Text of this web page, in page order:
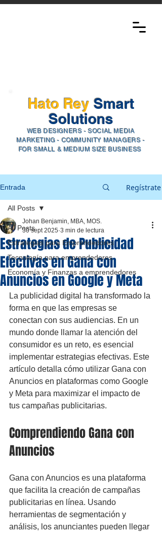
Hato Rey Smart
Solutions​
WEB DESIGNERS - SOCIAL MEDIA
MARKETING - COMMUNITY MANAGERS -
FOR SMALL & MEDIUM SIZE BUSINESS
Entrada Regístrate
All Posts
Estrategias para Emprendedores
Tecnología para emprendedores
Economía y Finanzas a emprendedores
All Posts
Estrategias de Publicidad
Efectivas en Gana con
Anuncios en Google y Meta
Johan Benjamin, MBA, MOS.
30 sept 2025 3 min de lectura
La publicidad digital ha transformado la
forma en que las empresas se
conectan con sus audiencias. En un
mundo donde llamar la atención del
consumidor es un reto, es esencial
implementar estrategias efectivas. Este
artículo detalla cómo utilizar Gana con
Anuncios en plataformas como Google
y Meta para maximizar el impacto de
tus campañas publicitarias.
Comprendiendo Gana con
Anuncios
Gana con Anuncios es una plataforma
que facilita la creación de campañas
publicitarias en línea. Usando
herramientas de segmentación y
análisis, los anunciantes pueden llegar